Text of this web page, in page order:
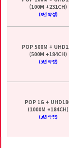
(100M +231CH)
(3년 약정)
POP 500M +
(500M +184CH)
(3년 약정)
POP 1G +
(1000M +184CH)
(3년 약정)